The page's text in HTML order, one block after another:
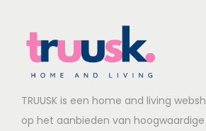
TRUUSK is een home and living
op het aanbieden van